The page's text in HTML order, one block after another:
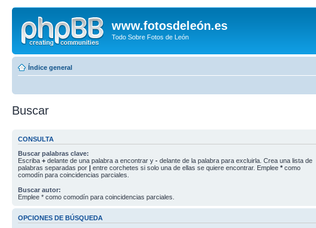
www.fotosdeleón.es
Todo Sobre Fotos de León
Índice general
Buscar
CONSULTA
Buscar palabras clave:
Escriba + delante de una palabra a encontrar y - delante de la palabra para excluirla. Crea una lista de
palabras separadas por | entre corchetes si solo una de ellas se quiere encontrar. Emplee * como
comodín para coincidencias parciales.
Buscar autor:
Emplee * como comodín para coincidencias parciales.
OPCIONES DE BÚSQUEDA